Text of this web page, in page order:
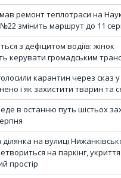
ремонт теплотраси на
змінить маршрут до 11
з дефіцитом водіїв: жінок
керувати громадським
карантин через сказ
і як захистити тварин та
в останню путь шістьох
на вулиці
на паркінг,
простір